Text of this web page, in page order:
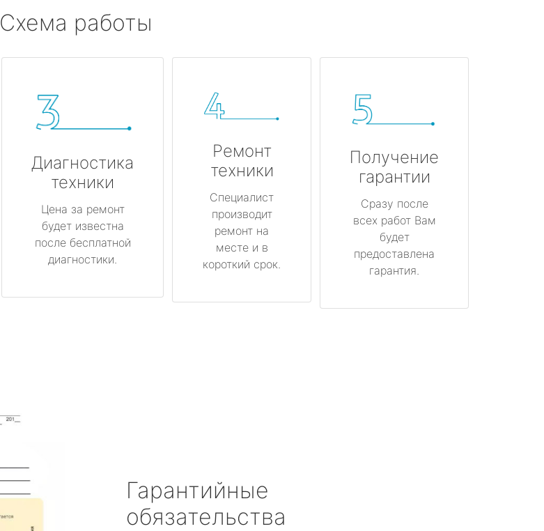
Схема работы
Диагностика
техники
Цена за ремонт
будет известна
после бесплатной
диагностики.
Ремонт
техники
Специалист
производит
ремонт на
месте и в
короткий срок.
Получение
гарантии
Сразу после
всех работ Вам
будет
предоставлена
гарантия.
Гарантийные
обязательства